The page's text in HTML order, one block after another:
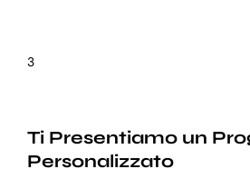
3
Ti Presentiamo un
Personalizzato